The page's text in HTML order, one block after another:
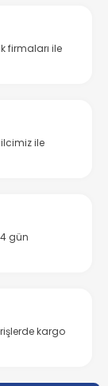
firmaları ile
ile
gün
kargo